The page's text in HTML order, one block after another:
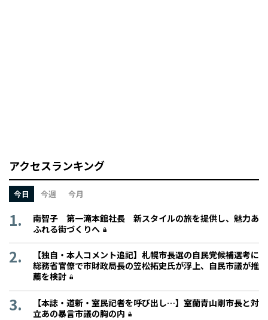
アクセスランキング
今日 今週 今月
南智子 第一滝本館社長 新スタイルの旅を提供し、魅力あ
ふれる街づくりへ
【独自・本人コメント追記】札幌市長選の自民党候補選考に
総務省官僚で市財政局長の笠松拓史氏が浮上、自民市議が推
薦を検討
【本誌・道新・室民記者を呼び出し…】室蘭青山剛市長と対
立あの暴言市議の胸の内